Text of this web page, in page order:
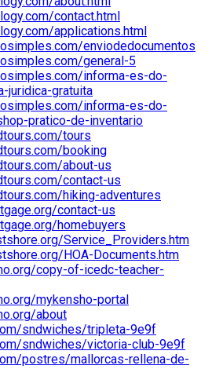
contact.html
applications.html
enviodedocumentos
general-5
informa-es-do-
juridica-gratuita
informa-es-do-
pratico-de-inventario
tours
booking
about-us
contact-us
hiking-adventures
contact-us
homebuyers
Service_Providers.htm
HOA-Documents.htm
copy-of-icedc-teacher-
mykensho-portal
about
sndwiches/tripleta-9e9f
sndwiches/victoria-club-9e9f
postres/mallorcas-rellena-de-